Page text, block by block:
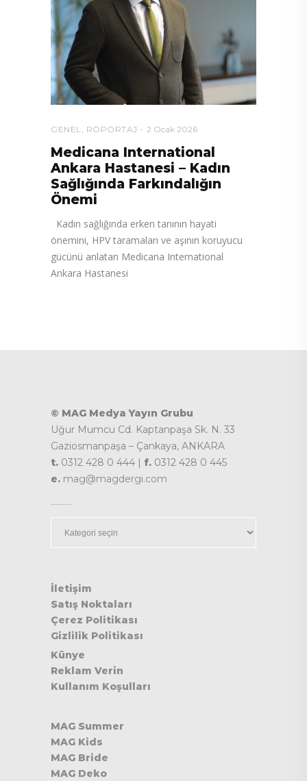
GENEL, RÖPORTAJ 2 Ocak 2026
Medicana International
Ankara Hastanesi – Kadın
Sağlığında Farkındalığın
Önemi
Kadın sağlığında erken tanının hayati
önemini, HPV taramaları ve aşının koruyucu
gücünü anlatan Medicana International
Ankara Hastanesi
© MAG Medya Yayın Grubu
Uğur Mumcu Cd. Kaptanpaşa Sk. N. 33
Gaziosmanpaşa – Çankaya, ANKARA
t. 0312 428 0 444 | f. 0312 428 0 445
e. mag@magdergi.com
İletişim
Satış Noktaları
Çerez Politikası
Gizlilik Politikası
Künye
Reklam Verin
Kullanım Koşulları
MAG Summer
MAG Kids
MAG Bride
MAG Deko